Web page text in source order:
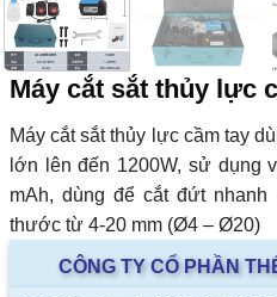
Máy cắt sắt thủy lực
Máy cắt sắt thủy lực cầm tay
lớn lên đến 1200W, sử dụng
mAh, dùng để cắt đứt
thước từ 4-20 mm (Ø4 – Ø20)
CÔNG TY CỔ PHẦN